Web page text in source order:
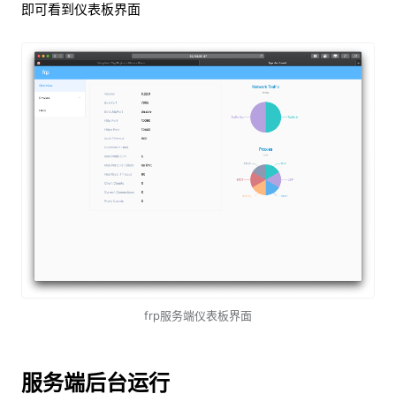
即可看到仪表板界面
frp服务端仪表板界面
服务端后台运行